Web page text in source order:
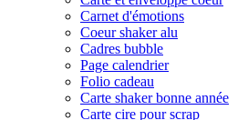
Carnet d'émotions
Coeur shaker alu
Cadres bubble
Page calendrier
Folio cadeau
Carte shaker bonne année
Carte cire pour scrap